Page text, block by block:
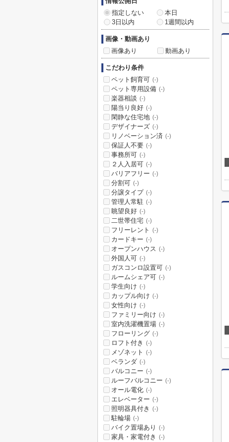
指定しない
本日
3日以内
1週間以内
画像・動画あり
画像あり
動画あり
こだわり条件
ペット飼育可 (-)
ペット専用設備 (-)
楽器相談 (-)
陽当り良好 (-)
閑静な住宅地 (-)
デザイナーズ (-)
リノベーション済 (-)
保証人不要 (-)
事務所可 (-)
２人入居可 (-)
バリアフリー (-)
分割可 (-)
分譲タイプ (-)
管理人常駐 (-)
眺望良好 (-)
二世帯住宅 (-)
フリーレント (-)
カードキー (-)
オープンハウス (-)
外国人可 (-)
ガスコンロ設置可 (-)
ルームシェア可 (-)
学生向け (-)
カップル向け (-)
女性向け (-)
ファミリー向け (-)
室内洗濯機置場 (-)
フローリング (-)
ロフト付き (-)
メゾネット (-)
ベランダ (-)
バルコニー (-)
ルーフバルコニー (-)
オール電化 (-)
エレベーター (-)
照明器具付き (-)
駐輪場 (-)
バイク置場あり (-)
家具・家電付き (-)